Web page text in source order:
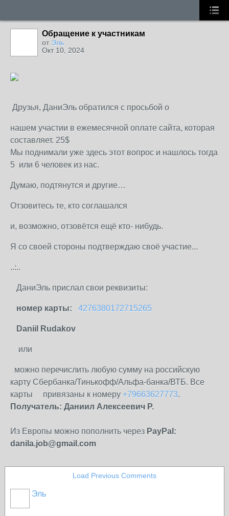
Обращение к участникам
от Эль
Окт 10, 2024
Друзья, ДаниЭль обратился с просьбой о
нашем участии в ежемесячной оплате сайта, которая
составляет. 25$
Мы поднимали уже здесь этот вопрос и нашлось тогда
5 или 6 человек из нас.
Думаю, подтянутся и другие…
Отзовитесь те, кто соглашался
и, возможно, отзовётся ещё кто- нибудь.
Я со своей стороны подтверждаю своё участие...
..:..
ДаниЭль прислал свои реквизиты:
номер карты: 4276380172715265
Daniil Rudakov
или
можно перечислить любую сумму на российскую
карту Сбербанка/Тинькофф/Альфа-банка/ВТБ. Все
карты привязаны к номеру +79663627773.
Получатель: Даниил Алексеевич Р.
Из Европы можно пополнить через PayPal:
danila.job@gmail.com
Load Previous Comments
Эль